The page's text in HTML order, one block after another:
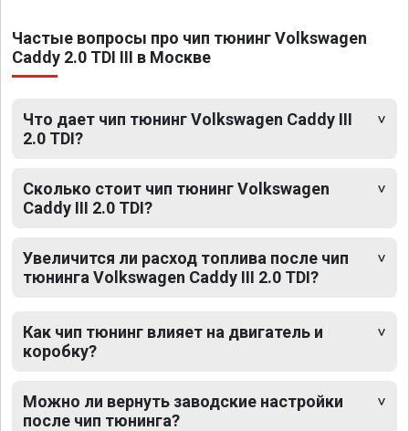
Частые вопросы про чип тюнинг Volkswagen
Caddy 2.0 TDI III в Москве
Что дает чип тюнинг Volkswagen Caddy III
2.0 TDI?
Сколько стоит чип тюнинг Volkswagen
Caddy III 2.0 TDI?
Увеличится ли расход топлива после чип
тюнинга Volkswagen Caddy III 2.0 TDI?
Как чип тюнинг влияет на двигатель и
коробку?
Можно ли вернуть заводские настройки
после чип тюнинга?